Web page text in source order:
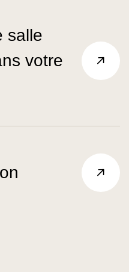
salle
votre